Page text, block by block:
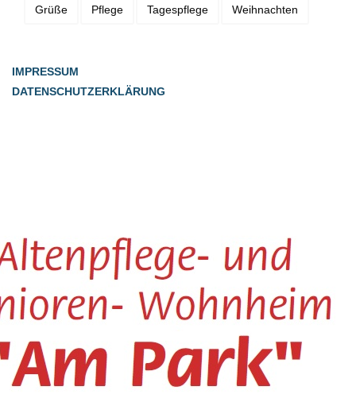
Grüße Pflege Tagespflege Weihnachten
IMPRESSUM
DATENSCHUTZERKLÄRUNG